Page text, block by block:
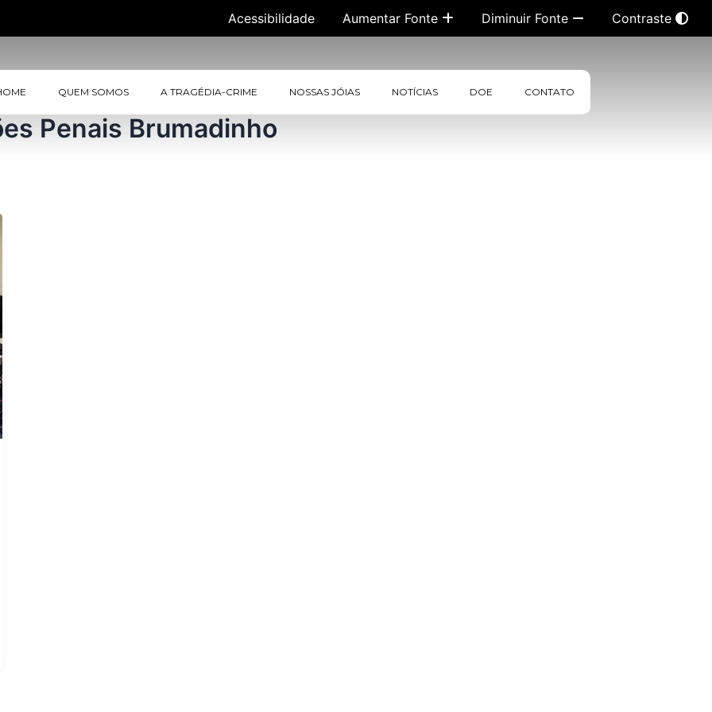
Acessibilidade Aumentar Fonte Diminuir Fonte Contraste
QUEM SOMOS A TRAGÉDIA-CRIME NOSSAS JÓIAS NOTÍCIAS DOE CONTATO
Penais Brumadinho